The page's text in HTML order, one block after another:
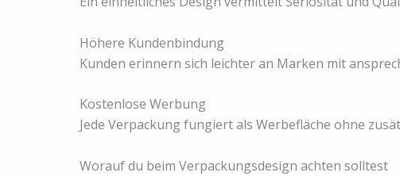
Höhere Kundenbindung
Kunden erinnern sich leichter an Marken mit
Kostenlose Werbung
Jede Verpackung fungiert als Werbefläche ohne
Worauf du beim Verpackungsdesign achten solltest